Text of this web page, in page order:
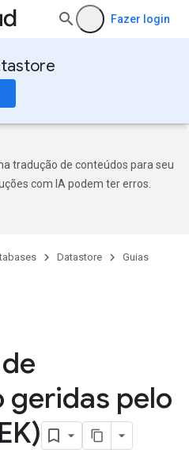
Fazer login
tradução de conteúdos para seu
com IA podem ter erros.
Datastore Guias
pelo